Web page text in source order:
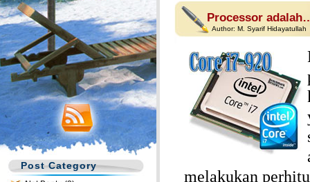
Post Category
Processor
Author: M. Syarif Hidayatullah
melakukan